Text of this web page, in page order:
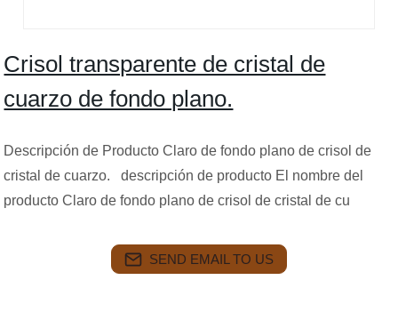
Crisol transparente de cristal de
cuarzo de fondo plano.
Descripción de Producto Claro de fondo plano de crisol de
cristal de cuarzo. descripción de producto El nombre del
producto Claro de fondo plano de crisol de cristal de cu
SEND EMAIL TO US